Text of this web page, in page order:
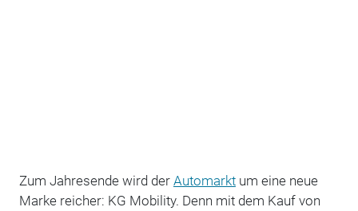
Zum Jahresende wird der Automarktum eine neue
Marke reicher: KG Mobility. Denn mit dem Kauf von